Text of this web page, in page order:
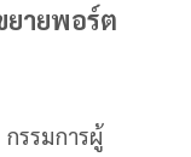
ายพอร์ต
รรมการผู้